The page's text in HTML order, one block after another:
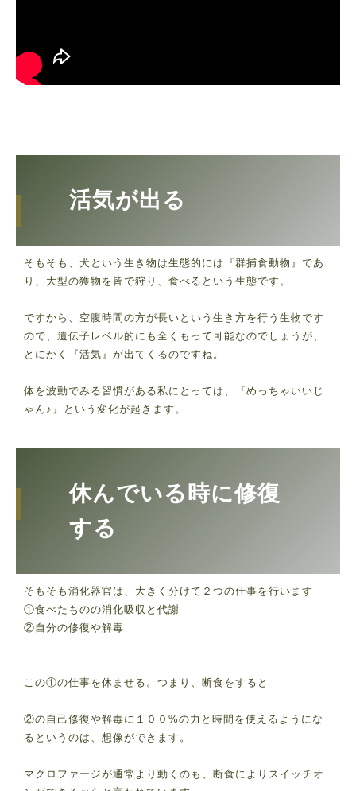
活気が出る
そもそも、犬という生き物は生態的には『群捕食動物』であ
り、大型の獲物を皆で狩り、食べるという生態です。
ですから、空腹時間の方が長いという生き方を行う生物です
ので、遺伝子レベル的にも全くもって可能なのでしょうが、
とにかく『活気』が出てくるのですね。
体を波動でみる習慣がある私にとっては、『めっちゃいいじ
ゃん♪』という変化が起きます。
休んでいる時に修復
する
そもそも消化器官は、大きく分けて２つの仕事を行います
①食べたものの消化吸収と代謝
②自分の修復や解毒
この①の仕事を休ませる。つまり、断食をすると
②の自己修復や解毒に１００%の力と時間を使えるようにな
るというのは、想像ができます。
マクロファージが通常より動くのも、断食によりスイッチオ